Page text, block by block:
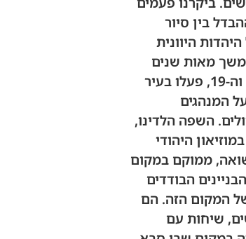
בין סיור
היוונית
מאות שנים
כמרכז תורני, מסחרי, ותרבותי של יהדות הבלקן כולה. בשיא תקופת הזוהר שלה, בין המאות ה-16 וה-19, פעלו בעיר
המנהגים
השפה הלדינו,
היהודי
ממוקם במקום
הבודדים
המקום הזה. הם
שיחות עם